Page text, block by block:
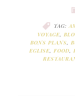
TAG:
VOYAGE,
BONS PLANS,
EGLISE, FOOD,